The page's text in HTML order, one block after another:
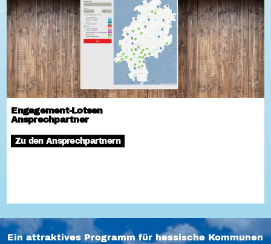
Engagement-Lotsen
Ansprechpartner
Zu den Ansprechpartnern
Ein attraktives Programm für hessische Kommunen